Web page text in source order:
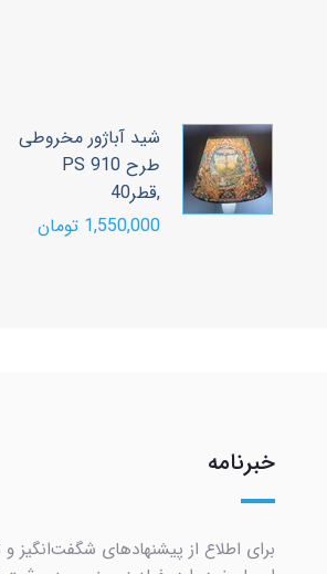
شید آباژور مخروطی
طرح PS 910
,قطر40
1,550,000 تومان
خبرنامه
برای اطلاع از پیشنهادهای